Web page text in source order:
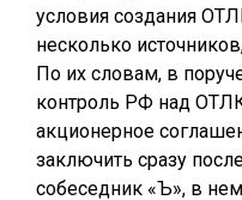
условия создания
несколько
По их словам, в
контроль РФ над
акционерное
заключить сразу
собеседник «Ъ», в